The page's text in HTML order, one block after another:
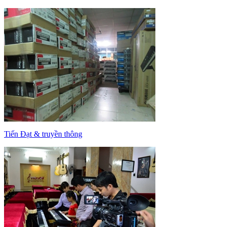
Tiến Đạt & truyền thông